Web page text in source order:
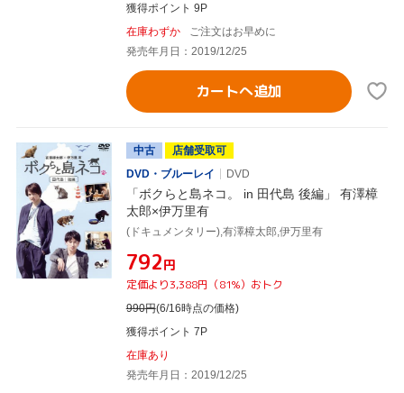
獲得ポイント 9P
在庫わずか
ご注文はお早めに
発売年月日：2019/12/25
カートへ追加
中古
店舗受取可
DVD・ブルーレイ
DVD
「ボクらと島ネコ。 in 田代島 後編」 有澤樟
太郎×伊万里有
(ドキュメンタリー),有澤樟太郎,伊万里有
¥792円
定価より3,388円（81%）おトク
990円(6/16時点の価格)
獲得ポイント 7P
在庫あり
発売年月日：2019/12/25